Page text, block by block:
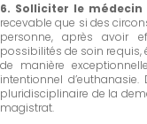
6. Solliciter le
recevable que si des
personne, après avoir
possibilités de soin requis,
de manière
intentionnel
pluridisciplinaire de la
magistrat.